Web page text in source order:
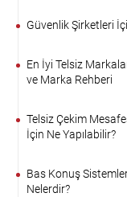
Güvenlik Şirketleri
En İyi Telsiz
ve Marka Rehberi
Telsiz Çekim
İçin Ne Yapılabilir?
Bas Konuş
Nelerdir?